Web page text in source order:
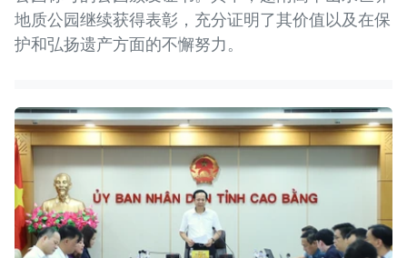
地质公园继续获得表彰，充分证明了其价值以及在保
护和弘扬遗产方面的不懈努力。